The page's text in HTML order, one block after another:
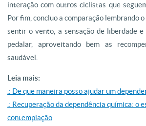
interação com outros ciclistas que
Por fim, concluo a comparação lembrando
sentir o vento, a sensação de liberdade
pedalar, aproveitando bem as
saudável.
Leia mais:
.: De que maneira posso ajudar um
.: Recuperação da dependência química: o
contemplação